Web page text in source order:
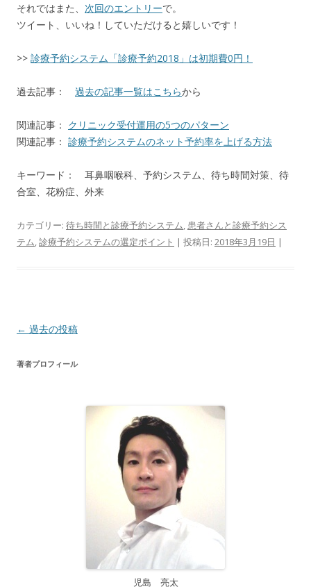
それではまた、 次回のエントリーで。
ツイート、いいね！していただけると嬉しいです！
>> 診療予約システム「診療予約2018」は初期費0円！
過去記事： 過去の記事一覧はこちらから
関連記事： クリニック受付運用の5つのパターン
関連記事： 診療予約システムのネット予約率を上げる方法
キーワード： 耳鼻咽喉科、予約システム、待ち時間対策、待
合室、花粉症、外来
カテゴリー: 待ち時間と診療予約システム, 患者さんと診療予約シス
テム,診療予約システムの選定ポイント | 投稿日: 2018年3月19日 |
投
ナ
← 過去の投稿
著者プロフィール
児島 亮太